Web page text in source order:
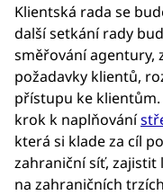
Klientská rada se
další setkání rady
směřování agentury,
požadavky klientů,
přístupu ke
krok k naplňování
která si klade za cíl
zahraniční síť,
na zahraničních